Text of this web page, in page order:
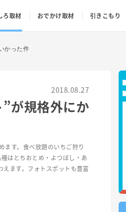
ろ取材 おでかけ取材 引きこもり
かった件
2018.08.27
が規格外にか
ます。食べ放題のいちご狩り
はとちおとめ・よつぼし・あ
ます。フォトスポットも豊富